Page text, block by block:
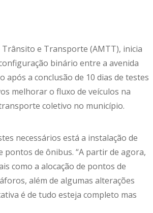
e Transporte (AMTT), inicia
binário entre a avenida
após a conclusão de 10 dias de testes
melhorar o fluxo de veículos na
coletivo no município.
necessários está a instalação de
pontos de ônibus. “A partir de agora,
como a alocação de pontos de
além de algumas alterações
é de tudo esteja completo mas